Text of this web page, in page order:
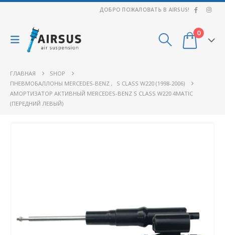
ДОБРО ПОЖАЛОВАТЬ В AIRSUS!
0
ГЛАВНАЯ
SHOP
ПНЕВМОБАЛЛОНЫ MERCEDES-BENZ ,
S CLASS W220 (1998-2006)
АМОРТИЗАТОР АКТИВНЫЙ MERCEDES-BENZ S CLASS W220 4MATIC
(ПЕРЕДНИЙ ЛЕВЫЙ)